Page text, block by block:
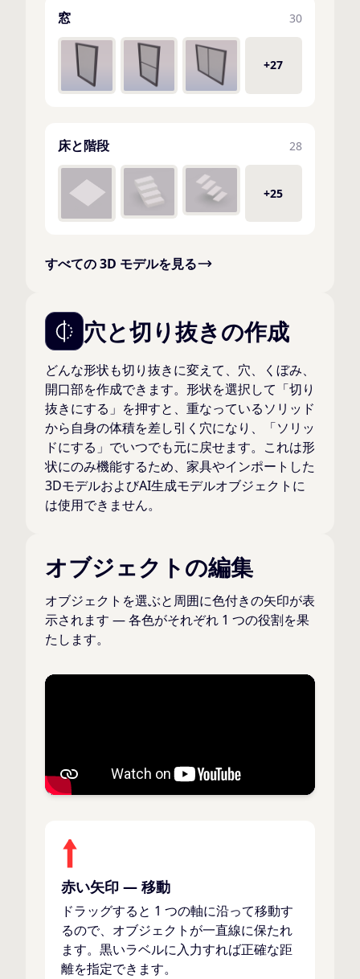
窓 30
+27
床と階段 28
+25
すべての 3D モデルを見る
穴と切り抜きの作成
どんな形状も切り抜きに変えて、穴、くぼみ、
開口部を作成できます。形状を選択して「切り
抜きにする」を押すと、重なっているソリッド
から自身の体積を差し引く穴になり、「ソリッ
ドにする」でいつでも元に戻せます。これは形
状にのみ機能するため、家具やインポートした
3DモデルおよびAI生成モデルオブジェクトに
は使用できません。
オブジェクトの編集
オブジェクトを選ぶと周囲に色付きの矢印が表
示されます — 各色がそれぞれ 1 つの役割を果
たします。
赤い矢印 — 移動
ドラッグすると 1 つの軸に沿って移動す
るので、オブジェクトが一直線に保たれ
ます。黒いラベルに入力すれば正確な距
離を指定できます。